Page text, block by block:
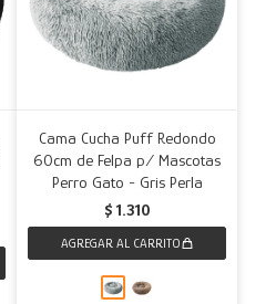
Cama Cucha Puff Redondo
60cm de Felpa p/ Mascotas
Perro Gato - Gris Perla
$ 1.310